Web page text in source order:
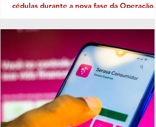
cédulas durante a nova fase da Operação
pensionistas do Instituto Nacional do
Social (INSS). A ofensiva foi autorizada pelo
ministro André Mendonça, do Supremo
Tribunal Federal (STF), e incluiu o
cumprimento de mandados de busca e
apreensão para aprofundar as